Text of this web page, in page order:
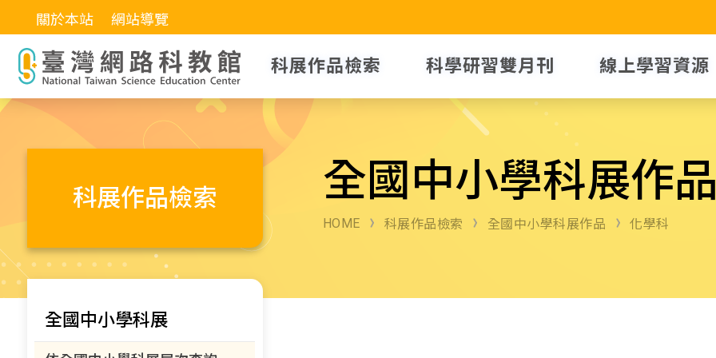
關於本站 網站導覽
科展作品檢索 科學研習雙月刊 線上學習資源
科展作品檢索 全國中小學科展作
HOME 科展作品檢索 全國中小學科展作品 化學科
全國中小學科展